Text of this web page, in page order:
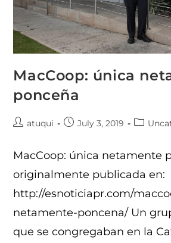
MacCoop: única
ponceña
atuqui July 3, 2019
MacCoop: única netamente
originalmente publicada en:
http://esnoticiapr.com/
netamente-poncena/ Un
que se congregaban en la